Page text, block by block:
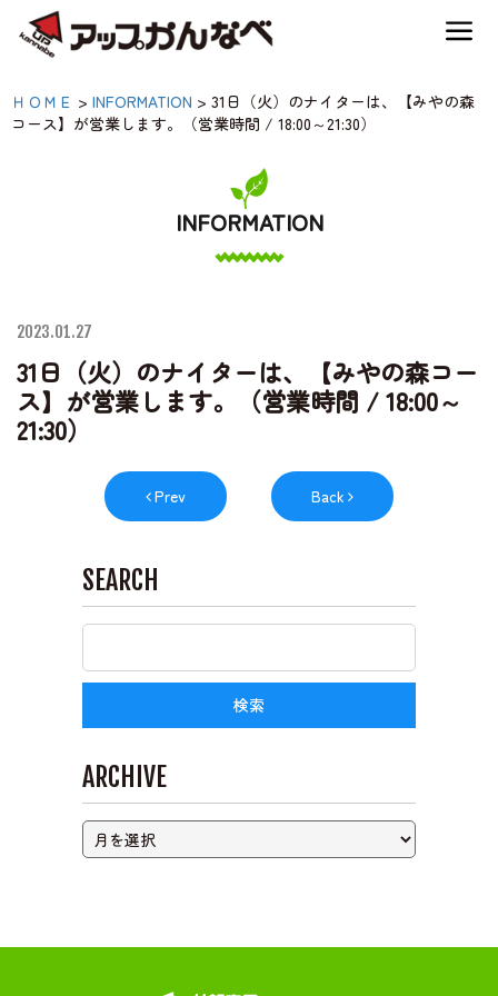
31日（火）のナイター
は、【みやの森コース】
が営業します。（営業時
間 / 18:00～21:30）|【公
式】アップかんなべ｜兵
庫県豊岡市・関西 アウ
トドア・キャンプ場・熱
気球・高原アクティビテ
夏のスキー場も「かなり遊べる」！
神鍋高原キャンプ場
宿泊案内
神鍋高原体育館
ＨＯＭＥ > INFORMATION > 31日（火）のナイターは、【みやの森
コース】が営業します。（営業時間 / 18:00～21:30）
INFORMATION
2023.01.27
31日（火）のナイターは、【みやの森コー
ス】が営業します。（営業時間 / 18:00～
21:30）
Prev Back
SEARCH
ARCHIVE